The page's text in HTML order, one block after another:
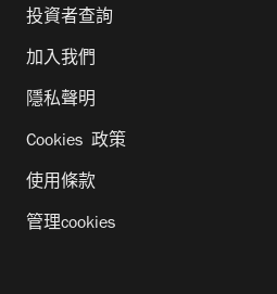
投資者查詢
加入我們
隱私聲明
Cookies 政策
使用條款
管理cookies